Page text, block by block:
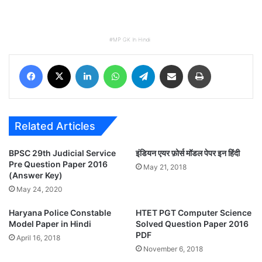
MP GK In Hindi
Facebook LinkedIn WhatsAppTelegram Share via Email
Related Articles
BPSC 29th Judicial Service
Pre Question Paper 2016
(Answer Key)
May 24, 2020
इंडियन एयर फ़ोर्स मॉडल पेपर इन हिंदी
May 21, 2018
Haryana Police Constable
Model Paper in Hindi
April 16, 2018
HTET PGT Computer Science
Solved Question Paper 2016
PDF
November 6, 2018